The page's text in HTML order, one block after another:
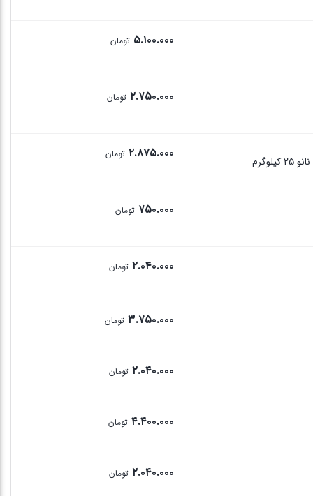
۵.۱۰۰.۰۰۰ تومان
۲.۷۵۰.۰۰۰ تومان
۲.۸۷۵.۰۰۰ تومان
۷۵۰.۰۰۰ تومان
۲.۰۴۰.۰۰۰ تومان
۳.۷۵۰.۰۰۰ تومان
۲.۰۴۰.۰۰۰ تومان
۴.۴۰۰.۰۰۰ تومان
۲.۰۴۰.۰۰۰ تومان